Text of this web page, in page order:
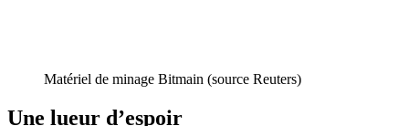
Matériel de minage Bitmain (source Reuters)
Une lueur d’espoir